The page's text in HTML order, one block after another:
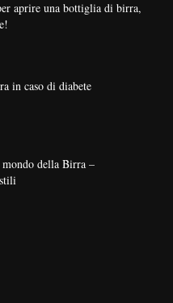
aprire una bottiglia di birra,
in caso di diabete
della Birra –